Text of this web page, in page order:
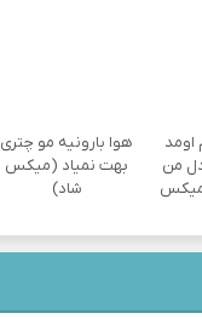
اومد
من
هوا بارونیه مو چتری
بهت نمیاد (میکس
شاد)